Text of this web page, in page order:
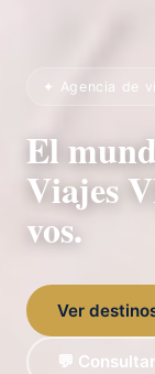
✦ Agencia de
El
Viajes
vos.
Ver
💬